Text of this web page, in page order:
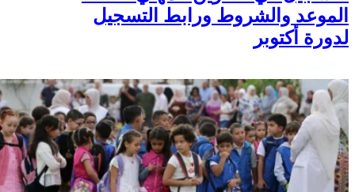
الموعد والشروط ورابط التسجيل
لدورة أكتوبر